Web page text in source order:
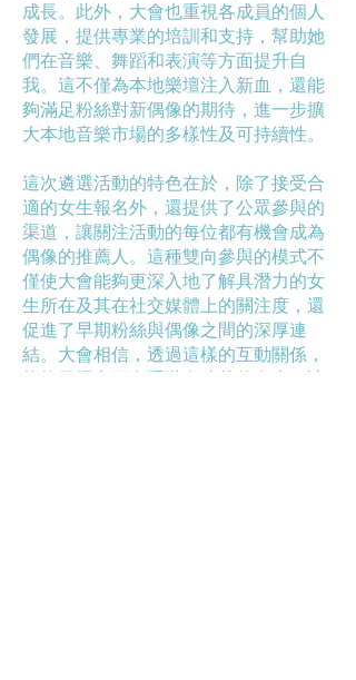
成長。此外，大會也重視各成員的個人
發展，提供專業的培訓和支持，幫助她
們在音樂、舞蹈和表演等方面提升自
我。這不僅為本地樂壇注入新血，還能
夠滿足粉絲對新偶像的期待，進一步擴
大本地音樂市場的多樣性及可持續性。
這次遴選活動的特色在於，除了接受合
適的女生報名外，還提供了公眾參與的
渠道，讓關注活動的每位都有機會成為
偶像的推薦人。這種雙向參與的模式不
僅使大會能夠更深入地了解具潛力的女
生所在及其在社交媒體上的關注度，還
促進了早期粉絲與偶像之間的深厚連
結。大會相信，透過這樣的互動關係，
能夠發掘出更多隱世有才華的女生，讓